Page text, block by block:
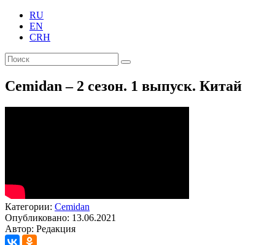
RU
EN
CRH
Cemidan – 2 сезон. 1 выпуск. Китай
Категории: Cemidan
Опубликовано: 13.06.2021
Автор: Редакция